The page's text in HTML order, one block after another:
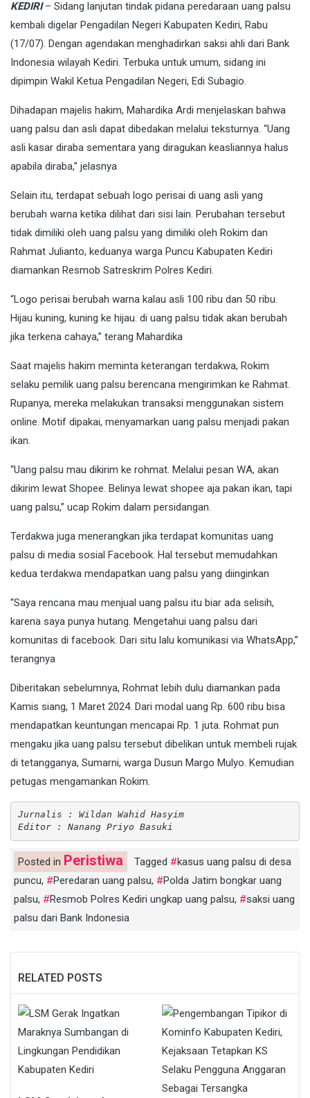
KEDIRI– Sidang lanjutan tindak pidana peredaraan uang palsu
kembali digelar Pengadilan Negeri Kabupaten Kediri, Rabu
(17/07). Dengan agendakan menghadirkan saksi ahli dari Bank
Indonesia wilayah Kediri. Terbuka untuk umum, sidang ini
dipimpin Wakil Ketua Pengadilan Negeri, Edi Subagio.
Dihadapan majelis hakim, Mahardika Ardi menjelaskan bahwa
uang palsu dan asli dapat dibedakan melalui teksturnya. “Uang
asli kasar diraba sementara yang diragukan keasliannya halus
apabila diraba,” jelasnya
Selain itu, terdapat sebuah logo perisai di uang asli yang
berubah warna ketika dilihat dari sisi lain. Perubahan tersebut
tidak dimiliki oleh uang palsu yang dimiliki oleh Rokim dan
Rahmat Julianto, keduanya warga Puncu Kabupaten Kediri
diamankan Resmob Satreskrim Polres Kediri.
“Logo perisai berubah warna kalau asli 100 ribu dan 50 ribu.
Hijau kuning, kuning ke hijau. di uang palsu tidak akan berubah
jika terkena cahaya,” terang Mahardika
Saat majelis hakim meminta keterangan terdakwa, Rokim
selaku pemilik uang palsu berencana mengirimkan ke Rahmat.
Rupanya, mereka melakukan transaksi menggunakan sistem
online. Motif dipakai, menyamarkan uang palsu menjadi pakan
ikan.
“Uang palsu mau dikirim ke rohmat. Melalui pesan WA, akan
dikirim lewat Shopee. Belinya lewat shopee aja pakan ikan, tapi
uang palsu,” ucap Rokim dalam persidangan.
Terdakwa juga menerangkan jika terdapat komunitas uang
palsu di media sosial Facebook. Hal tersebut memudahkan
kedua terdakwa mendapatkan uang palsu yang diinginkan
“Saya rencana mau menjual uang palsu itu biar ada selisih,
karena saya punya hutang. Mengetahui uang palsu dari
komunitas di facebook. Dari situ lalu komunikasi via WhatsApp,”
terangnya
Diberitakan sebelumnya, Rohmat lebih dulu diamankan pada
Kamis siang, 1 Maret 2024. Dari modal uang Rp. 600 ribu bisa
mendapatkan keuntungan mencapai Rp. 1 juta. Rohmat pun
mengaku jika uang palsu tersebut dibelikan untuk membeli rujak
di tetangganya, Sumarni, warga Dusun Margo Mulyo. Kemudian
petugas mengamankan Rokim.
Jurnalis : Wildan Wahid Hasyim
Editor : Nanang Priyo Basuki
Posted in Peristiwa Tagged
kasus uang palsu di desa
puncu, Peredaran uang palsu,
Polda Jatim bongkar uang
palsu, Resmob Polres Kediri ungkap uang palsu,
saksi uang
palsu dari Bank Indonesia
RELATED POSTS